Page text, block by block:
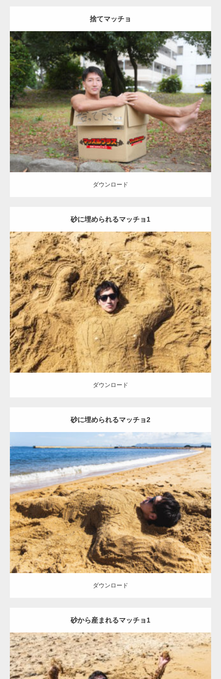
捨てマッチョ
Update:2023.04.28
Category:公園のマッチョ オレンジの人 AKIHITO(細マッチョ)
捨
てマッチョ
ダウンロード
ダウンロード
砂に埋められるマッチョ1
Update:2021.07.8
Category: 海のマッチョ オレンジの人 AKIHITO(細マッチョ)
ダウンロード
ダウンロード
砂に埋められるマッチョ2
Update:2021.07.8
Category:海のマッチョ オレンジの人 AKIHITO(細マッチョ)
ダウンロード
ダウンロード
砂から産まれるマッチョ1